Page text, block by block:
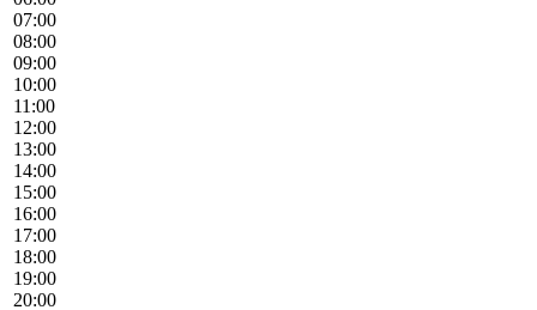
07:00
08:00
09:00
10:00
11:00
12:00
13:00
14:00
15:00
16:00
17:00
18:00
19:00
20:00